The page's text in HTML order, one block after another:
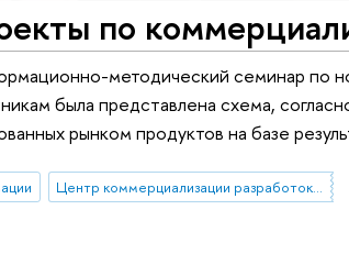
по
методический семинар по
была представлена схема,
рынком продуктов на базе
Центр коммерциализации разработок и трансфера технологий